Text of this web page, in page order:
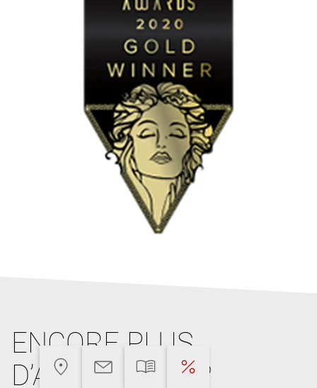
ENCORE PLUS
D’ARGUMENTS?